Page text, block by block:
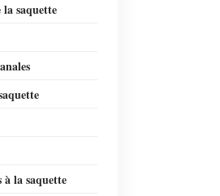
saquette
la saquette